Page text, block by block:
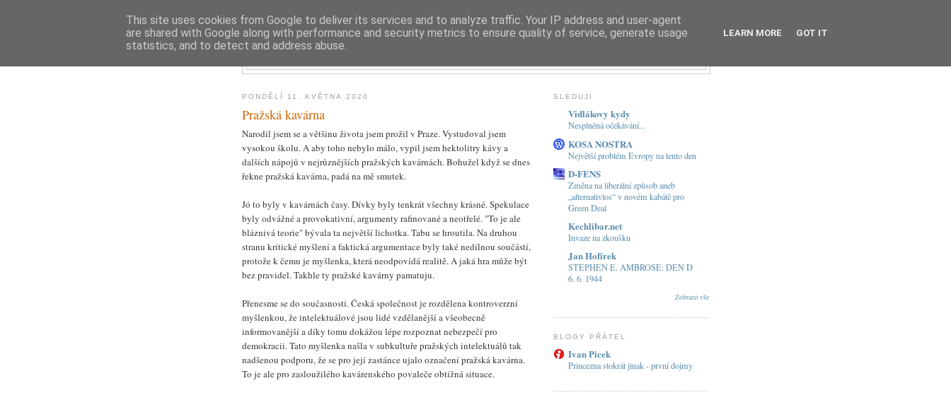
DAVIDOVA TISKOVÁ KANCELÁŘ
PONDĚLÍ 11. KVĚTNA 2020
Pražská kavárna
Narodil jsem se a většinu života jsem prožil v Praze. Vystudoval jsem
vysokou školu. A aby toho nebylo málo, vypil jsem hektolitry kávy a
dalších nápojů v nejrůznějších pražských kavárnách. Bohužel když se dnes
řekne pražská kavárna, padá na mě smutek.
Jó to byly v kavárnách časy. Dívky byly tenkrát všechny krásné. Spekulace
byly odvážné a provokativní, argumenty rafinované a neotřelé. "To je ale
bláznivá teorie" bývala ta největší lichotka. Tabu se hroutila. Na druhou
stranu kritické myšlení a faktická argumentace byly také nedílnou součástí,
protože k čemu je myšlenka, která neodpovídá realitě. A jaká hra může být
bez pravidel. Takhle ty pražské kavárny pamatuju.
Přenesme se do současnosti. Česká společnost je rozdělena kontroverzní
myšlenkou, že intelektuálové jsou lidé vzdělanější a všeobecně
informovanější a díky tomu dokážou lépe rozpoznat nebezpečí pro
demokracii. Tato myšlenka našla v subkultuře pražských intelektuálů tak
nadšenou podporu, že se pro její zastánce ujalo označení pražská kavárna.
To je ale pro zasloužilého kavárenského povaleče obtížná situace.
SLEDUJI
Vidlákovy kydy
Nesplněná očekávání...
KOSA NOSTRA
Největší problém Evropy na tento den
D-FENS
Změna na liberální způsob aneb
„alternativlos“ v novém kabátě pro
Green Deal
Kechlibar.net
Invaze na zkoušku
Jan Hofírek
STEPHEN E. AMBROSE: DEN D
6. 6. 1944
Zobrazit vše
BLOGY PŘÁTEL
Ivan Picek
Princezna stokrát jinak - první dojmy
This site uses cookies from Google to deliver its services and to analyze traffic. Your IP address and user-agent
are shared with Google along with performance and security metrics to ensure quality of service, generate usage
statistics, and to detect and address abuse.
LEARN MORE GOT IT